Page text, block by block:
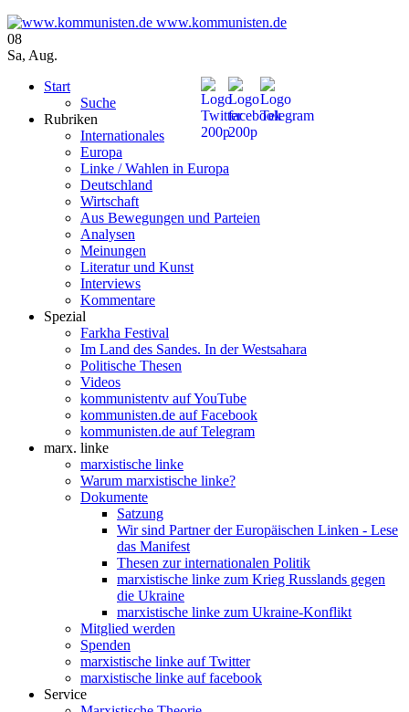
www.kommunisten.de
08
Sa, Aug.
Start
Suche
Rubriken
Internationales
Europa
Linke / Wahlen in Europa
Deutschland
Wirtschaft
Aus Bewegungen und Parteien
Analysen
Meinungen
Literatur und Kunst
Interviews
Kommentare
Spezial
Farkha Festival
Im Land des Sandes. In der Westsahara
Politische Thesen
Videos
kommunistentv auf YouTube
kommunisten.de auf Facebook
kommunisten.de auf Telegram
marx. linke
marxistische linke
Warum marxistische linke?
Dokumente
Satzung
Wir sind Partner der Europäischen Linken - Lese
das Manifest
Thesen zur internationalen Politik
marxistische linke zum Krieg Russlands gegen
die Ukraine
marxistische linke zum Ukraine-Konflikt
Mitglied werden
Spenden
marxistische linke auf Twitter
marxistische linke auf facebook
Service